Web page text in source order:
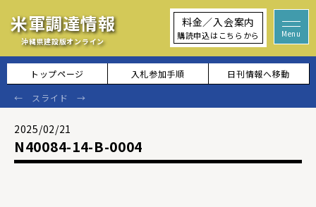
米軍調達情報
沖縄県建設版オンライン
料金／入会案内
購読申込はこちらから
トップページ 入札参加手順 日刊情報へ移動
2025/02/21
N40084-14-B-0004